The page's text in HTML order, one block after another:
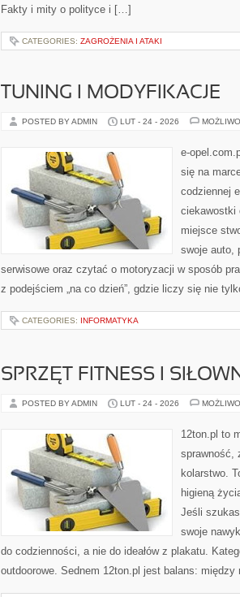
Fakty i mity o polityce i […]
CATEGORIES: ZAGROŻENIA I ATAKI
TUNING I MODYFIKACJE
POSTED BY ADMIN LUT - 24 - 2026
e-
się na
codziennej
ciekawostki
miejsce
swoje auto,
serwisowe oraz czytać o motoryzacji w sposób
z podejściem „na co dzień”, gdzie liczy się nie
CATEGORIES: INFORMATYKA
SPRZĘT FITNESS I
POSTED BY ADMIN LUT - 24 - 2026
12ton.pl to
sprawność,
kolarstwo.
higieną
Jeśli
swoje
do codzienności, a nie do ideałów z plakatu.
outdoorowe. Sednem 12ton.pl jest balans: